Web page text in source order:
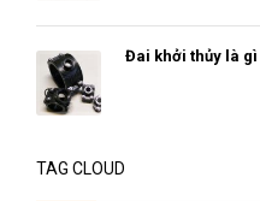
Đai khởi thủy là gì
TAG CLOUD